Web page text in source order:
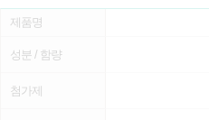
제품명
성분 / 함량
첨가제